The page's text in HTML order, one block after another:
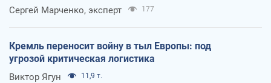
Сергей Марченко, эксперт 177
Кремль переносит войну в тыл Европы: под
угрозой критическая логистика
Виктор Ягун 11,9 т.